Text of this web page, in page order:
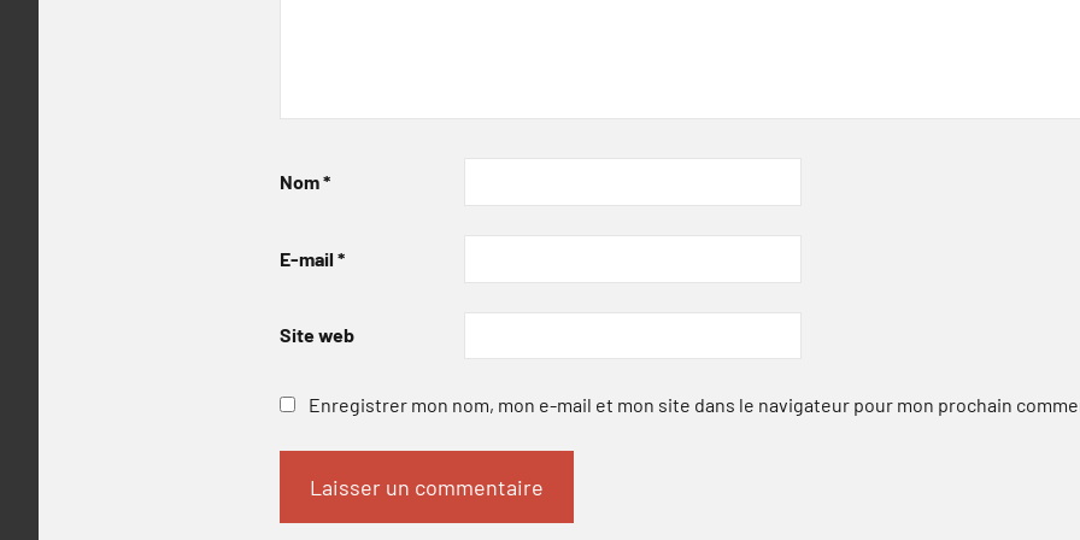
Nom*
E-mail *
Site web
Enregistrer mon nom, mon e-mail et mon site dans le navigateur pour mon prochain